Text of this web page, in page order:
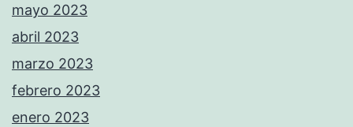
mayo 2023
abril 2023
marzo 2023
febrero 2023
enero 2023